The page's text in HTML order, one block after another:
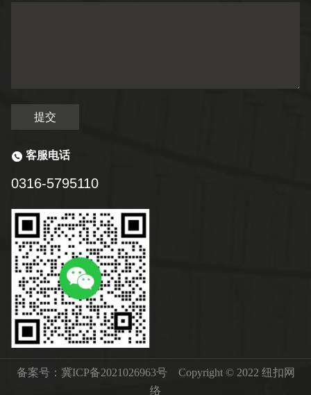
提交
客服电话
0316-5795110
备案号： 冀ICP备2021026963号Copyright © 2022 纽扣网
络